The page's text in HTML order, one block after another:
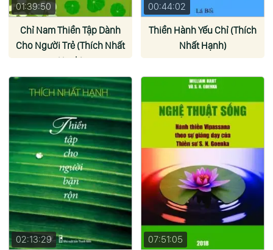
01:39:50
Chỉ Nam Thiền Tập Dành
Cho Người Trẻ (Thích Nhất
Hạnh)
00:44:02
Thiền Hành Yếu Chỉ (Thích
Nhất Hạnh)
02:13:29 07:51:05